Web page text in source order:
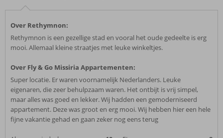
Over Rethymnon:
Rethymnon is een gezellige stad en vooral het oude gedeelte is erg
mooi. Allemaal kleine straatjes met leuke winkeltjes.
Over Fly & Go Missiria Appartementen:
Super locatie. Er waren voornamelijk Nederlanders. Leuke
eigenaren, die zeer behulpzaam waren. Het ontbijt is vrij simpel,
maar alles was goed en lekker. Wij hadden een gemoderniseerd
appartement. Deze was groot en erg mooi. Wij hebben hier een hele
fijne vakantie gehad en gaan zeker nog eens terug